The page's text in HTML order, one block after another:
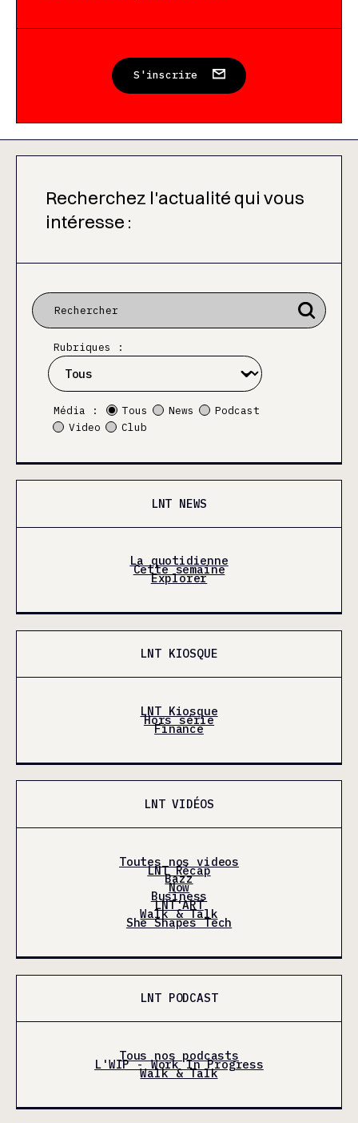
S'inscrire
Recherchez l'actualité qui vous
intéresse :
Rubriques :
Média : Tous News
Podcast
Video
Club
LNT NEWS
La quotidienne
Cette semaine
Explorer
LNT KIOSQUE
LNT Kiosque
Hors série
Finance
LNT VIDÉOS
Toutes nos videos
LNT Récap
Bazz
Now
Business
LNT'ART
Walk & Talk
She Shapes Tech
LNT PODCAST
Tous nos podcasts
L'WIP - Work In Progress
Walk & Talk